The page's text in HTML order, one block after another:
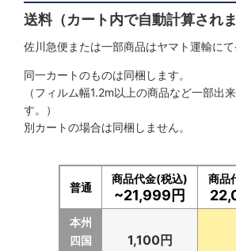
送料（カート内で自動計算されま
佐川急便または一部商品はヤマト運輸にて
同一カートのものは同梱します。
（フィルム幅1.2m以上の商品など一部出
す。）
別カートの場合は同梱しません。
普通
商品代金(税込)
~21,999円
商品
本州
四国
1,100円